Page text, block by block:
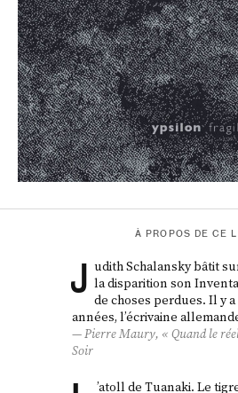
À PROPOS DE CE
J udith Schalansky bâtit
la disparition son
de choses perdues. Il y
années, l’écrivaine
Pierre Maury, « Quand le
Soir
’atoll de Tuanaki. Le